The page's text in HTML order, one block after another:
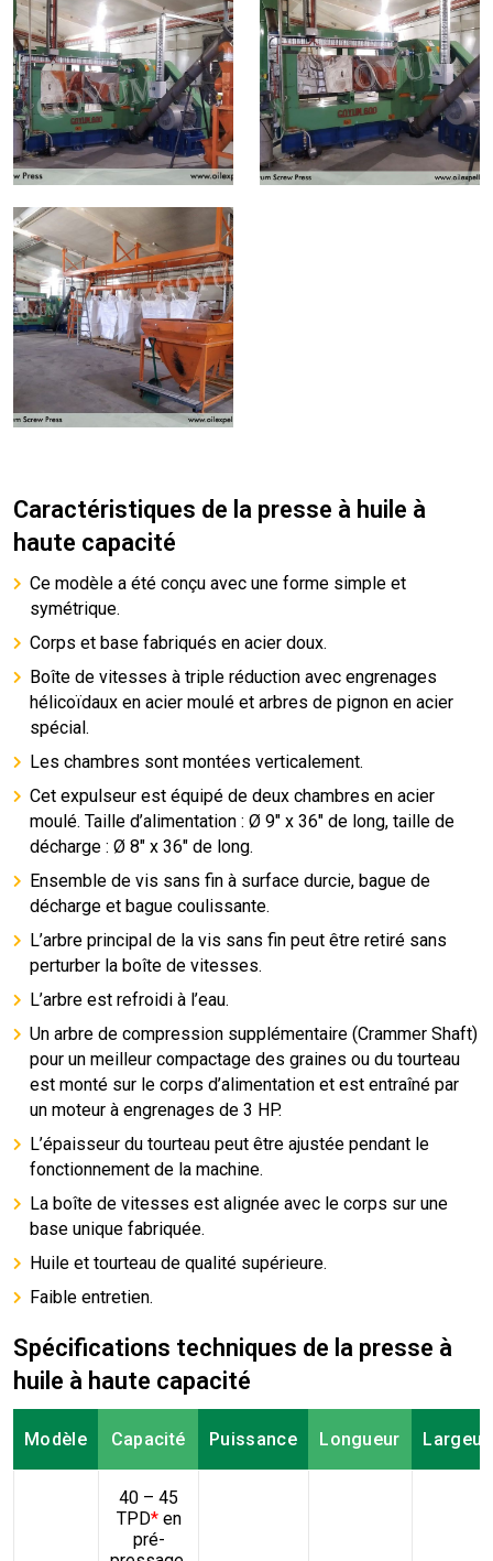
Caractéristiques de la presse à huile à
haute capacité
Ce modèle a été conçu avec une forme simple et
symétrique.
Corps et base fabriqués en acier doux.
Boîte de vitesses à triple réduction avec engrenages
hélicoïdaux en acier moulé et arbres de pignon en acier
spécial.
Les chambres sont montées verticalement.
Cet expulseur est équipé de deux chambres en acier
moulé. Taille d’alimentation : Ø 9″ x 36″ de long, taille de
décharge : Ø 8″ x 36″ de long.
Ensemble de vis sans fin à surface durcie, bague de
décharge et bague coulissante.
L’arbre principal de la vis sans fin peut être retiré sans
perturber la boîte de vitesses.
L’arbre est refroidi à l’eau.
Un arbre de compression supplémentaire (Crammer Shaft)
pour un meilleur compactage des graines ou du tourteau
est monté sur le corps d’alimentation et est entraîné par
un moteur à engrenages de 3 HP.
L’épaisseur du tourteau peut être ajustée pendant le
fonctionnement de la machine.
La boîte de vitesses est alignée avec le corps sur une
base unique fabriquée.
Huile et tourteau de qualité supérieure.
Faible entretien.
Spécifications techniques de la presse à
huile à haute capacité
Modèle Capacité Puissance Longueur Largeur
40 – 45
TPD*en
pré-